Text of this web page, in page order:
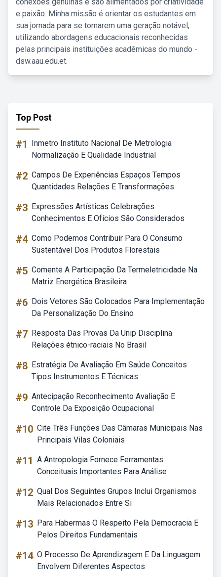
e paixão. Minha missão é orientar os estudantes em
sua jornada para se tornarem uma geração notável,
utilizando abordagens educacionais reconhecidas
pelas principais instituições acadêmicas do mundo -
dsw.aau.edu.et.
Top Post
#1
Inmetro Instituto Nacional De Metrologia
Normalização E Qualidade Industrial
#2 Campos De Experiências Espaços Tempos
Quantidades Relações E Transformações
#3 Expressões Artísticas Celebrações
Conhecimentos E Ofícios São Considerados
#4 Como Podemos Contribuir Para O Consumo
Sustentável Dos Produtos Florestais
#5 Comente A Participação Da Termeletricidade Na
Matriz Energética Brasileira
#6 Dois Vetores São Colocados Para Implementação
Da Personalização Do Ensino
#7 Resposta Das Provas Da Unip Disciplina
Relações étnico-raciais No Brasil
#8 Estratégia De Avaliação Em Saúde Conceitos
Tipos Instrumentos E Técnicas
#9 Antecipação Reconhecimento Avaliação E
Controle Da Exposição Ocupacional
#10 Cite Três Funções Das Câmaras Municipais Nas
Principais Vilas Coloniais
#11 A Antropologia Fornece Ferramentas
Conceituais Importantes Para Análise
#12 Qual Dos Seguintes Grupos Inclui Organismos
Mais Relacionados Entre Si
#13 Para Habermas O Respeito Pela Democracia E
Pelos Direitos Fundamentais
#14 O Processo De Aprendizagem E Da Linguagem
Envolvem Diferentes Aspectos